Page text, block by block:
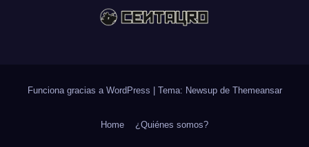
Funciona gracias a WordPress Tema: Newsup de Themeansar
Home ¿Quiénes somos?